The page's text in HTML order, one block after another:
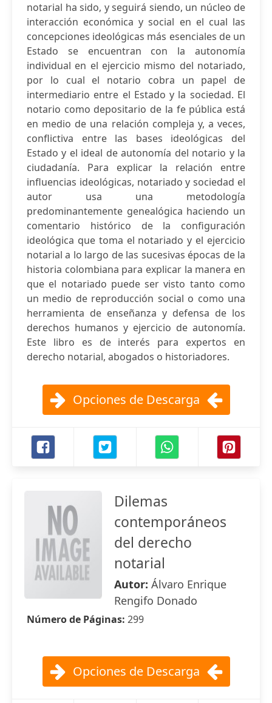
notarial ha sido, y seguirá siendo, un núcleo de
interacción económica y social en el cual las
concepciones ideológicas más esenciales de un
Estado se encuentran con la autonomía
individual en el ejercicio mismo del notariado,
por lo cual el notario cobra un papel de
intermediario entre el Estado y la sociedad. El
notario como depositario de la fe pública está
en medio de una relación compleja y, a veces,
conflictiva entre las bases ideológicas del
Estado y el ideal de autonomía del notario y la
ciudadanía. Para explicar la relación entre
influencias ideológicas, notariado y sociedad el
autor usa una metodología
predominantemente genealógica haciendo un
comentario histórico de la configuración
ideológica que toma el notariado y el ejercicio
notarial a lo largo de las sucesivas épocas de la
historia colombiana para explicar la manera en
que el notariado puede ser visto tanto como
un medio de reproducción social o como una
herramienta de enseñanza y defensa de los
derechos humanos y ejercicio de autonomía.
Este libro es de interés para expertos en
derecho notarial, abogados o historiadores.
Opciones de Descarga
Dilemas
contemporáneos
del derecho
notarial
Autor: Álvaro Enrique
Rengifo Donado
Número de Páginas: 299
Opciones de Descarga